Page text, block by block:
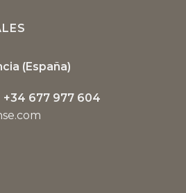
(España)
677 977 604